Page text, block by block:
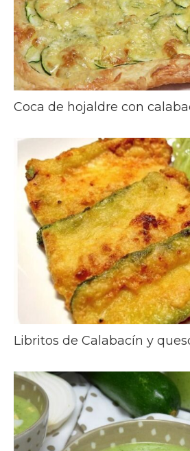
Coca de hojaldre con
Libritos de Calabacín y